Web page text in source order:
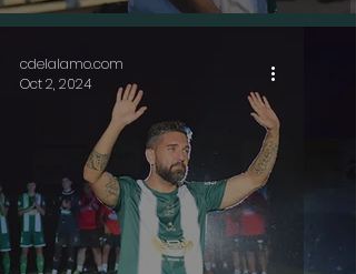
cdelalamo.com
Oct 2, 2024